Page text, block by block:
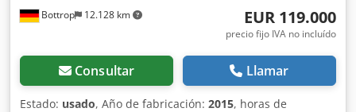
Bottrop 12.128 km EUR 119.000
precio fijo IVA no incluído
Consultar Llamar
Estado: usado, Año de fabricación: 2015, horas de